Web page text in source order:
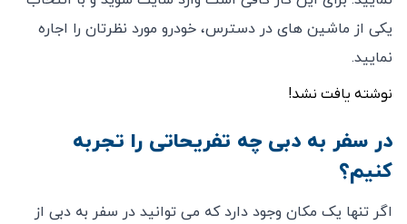
یکی از ماشین های در دسترس، خودرو مورد نظرتان را اجاره
نمایید.
نوشته یافت نشد!
در سفر به دبی چه تفريحاتی را تجربه
كنيم؟
اگر تنها یک مکان وجود دارد که می توانید در سفر به دبی از